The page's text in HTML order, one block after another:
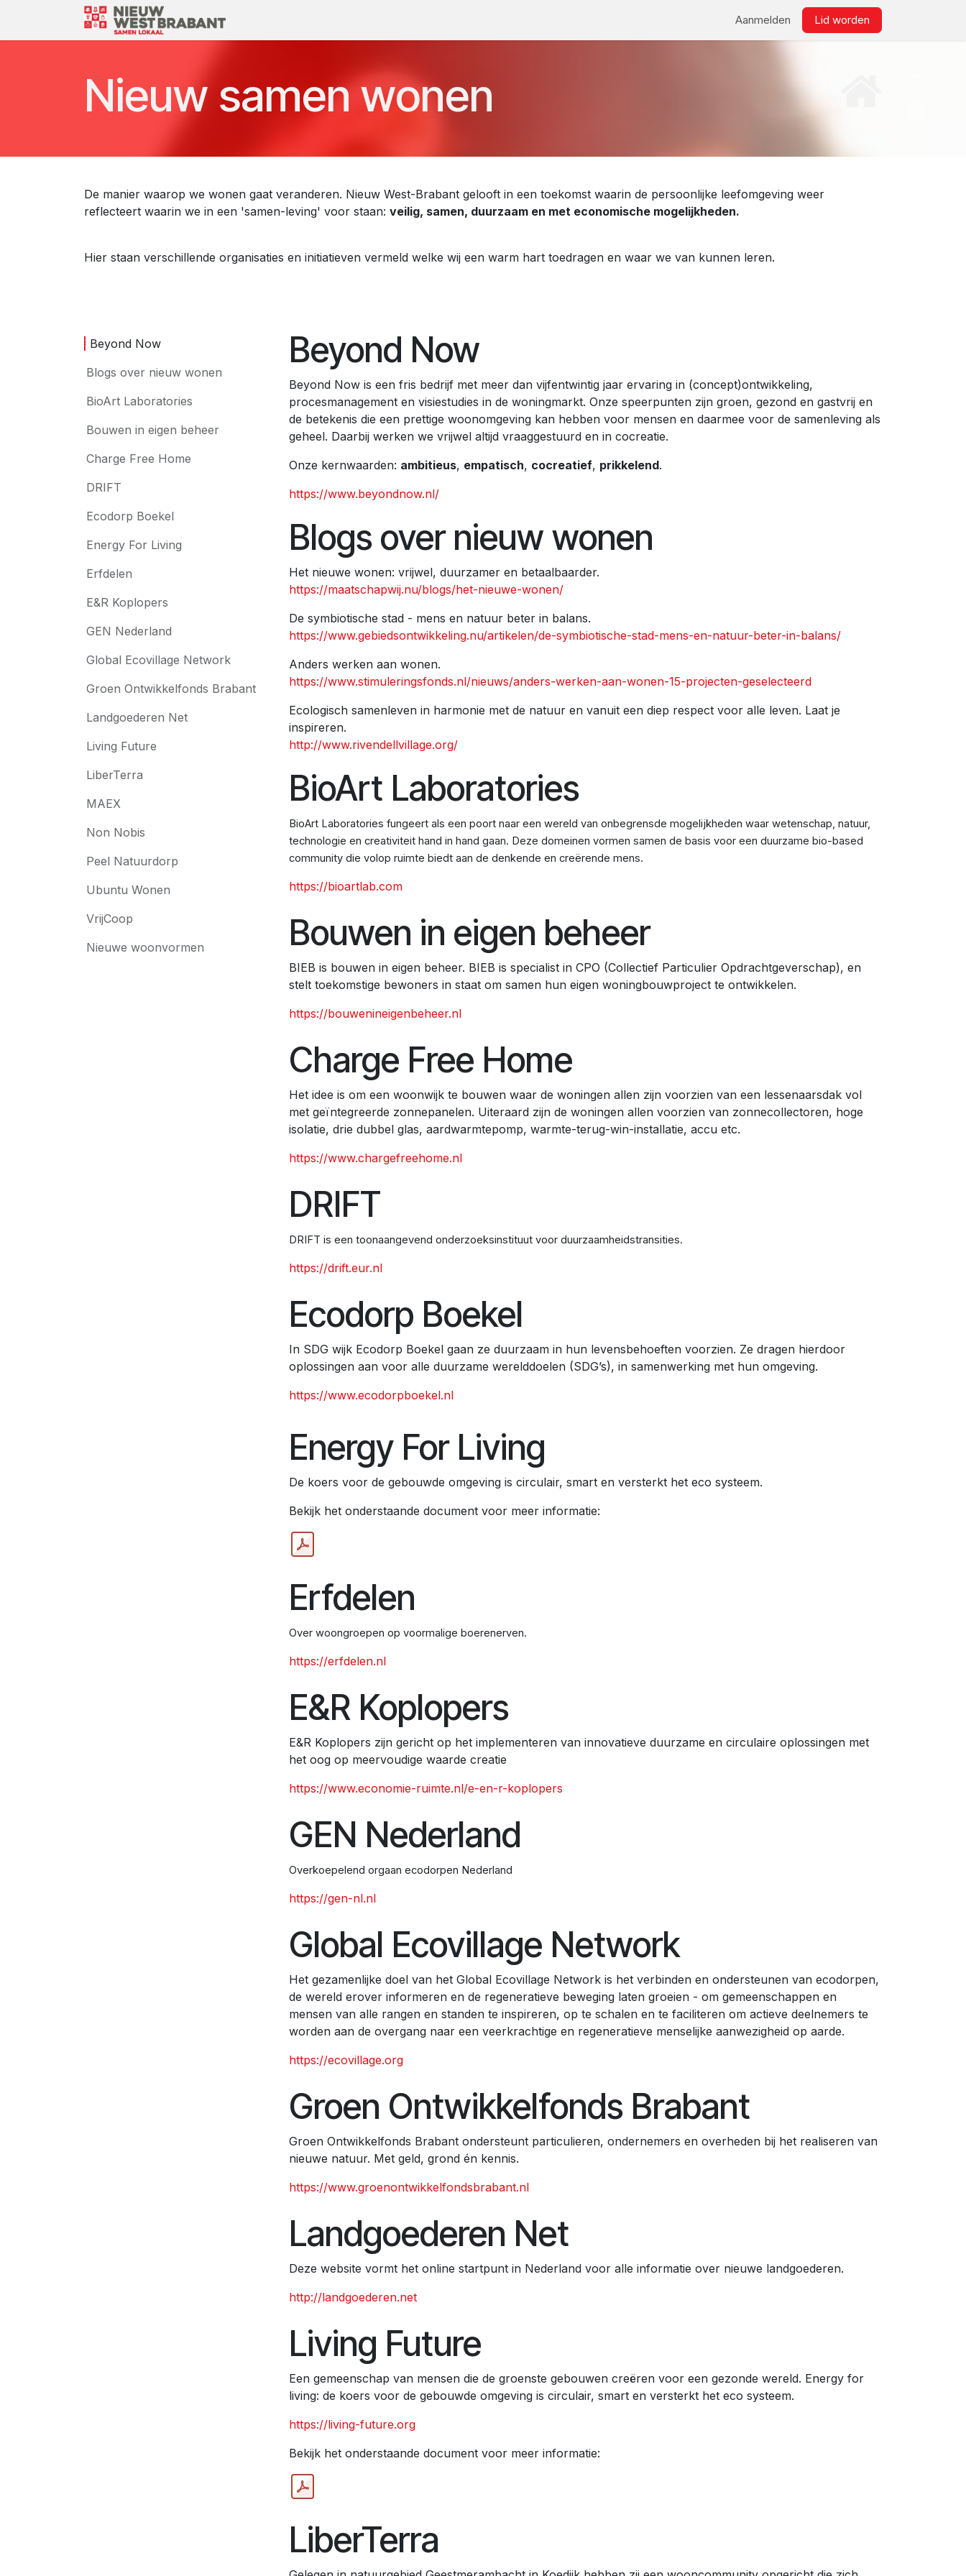
Overslaan naar inhoud
Links
Aanmelden Lid worden​
Nieuw samen wonen
De manier waarop we wonen gaat veranderen. Nieuw West-Brabant gelooft in een toekomst waarin de persoonlijke leefomgeving weer
reflecteert waarin we in een 'samen-leving' voor staan: veilig, samen, duurzaam en met economische mogelijkheden.
Hier staan verschillende organisaties en initiatieven vermeld welke wij een warm hart toedragen en waar we van kunnen leren.
Beyond Now
Blogs over nieuw wonen
BioArt Laboratories
Bouwen in eigen beheer
Charge Free Home
DRIFT
Ecodorp Boekel
Energy For Living
Erfdelen
E&R Koplopers
GEN Nederland
Global Ecovillage Network
Groen Ontwikkelfonds Brabant
Landgoederen Net
Living Future
LiberTerra
MAEX
Non Nobis
Peel Natuurdorp
Ubuntu Wonen
VrijCoop
Nieuwe woonvormen
Beyond Now
Beyond Now is een fris bedrijf met meer dan vijfentwintig jaar ervaring in (concept)ontwikkeling,
procesmanagement en visiestudies in de woningmarkt. Onze speerpunten zijn groen, gezond en gastvrij en
de betekenis die een prettige woonomgeving kan hebben voor mensen en daarmee voor de samenleving als
geheel. Daarbij werken we vrijwel altijd vraaggestuurd en in cocreatie.
Onze kernwaarden: ambitieus, empatisch, cocreatief, prikkelend.
https://www.beyondnow.nl/
Blogs over nieuw wonen
Het nieuwe wonen: vrijwel, duurzamer en betaalbaarder.
https://maatschapwij.nu/blogs/het-nieuwe-wonen/
De symbiotische stad - mens en natuur beter in balans.
https://www.gebiedsontwikkeling.nu/artikelen/de-symbiotische-stad-mens-en-natuur-beter-in-balans/
Anders werken aan wonen.
https://www.stimuleringsfonds.nl/nieuws/anders-werken-aan-wonen-15-projecten-geselecteerd
Ecologisch samenleven in harmonie met de natuur en vanuit een diep respect voor alle leven. Laat je
inspireren.
http://www.rivendellvillage.org/
BioArt Laboratories
BioArt Laboratories fungeert als een poort naar een wereld van onbegrensde mogelijkheden waar wetenschap, natuur,
technologie en creativiteit hand in hand gaan. Deze domeinen vormen samen de basis voor een duurzame bio-based
community die volop ruimte biedt aan de denkende en creërende mens.
https://bioartlab.com
Bouwen in eigen beheer
BIEB is bouwen in eigen beheer. BIEB is specialist in CPO (Collectief Particulier Opdrachtgeverschap), en
stelt toekomstige bewoners in staat om samen hun eigen woningbouwproject te ontwikkelen.
https://bouwenineigenbeheer.nl
Charge Free Home
Het idee is om een woonwijk te bouwen waar de woningen allen zijn voorzien van een lessenaarsdak vol
met geïntegreerde zonnepanelen. Uiteraard zijn de woningen allen voorzien van zonnecollectoren, hoge
isolatie, drie dubbel glas, aardwarmtepomp, warmte-terug-win-installatie, accu etc.
https://www.chargefreehome.nl
DRIFT
DRIFT is een toonaangevend onderzoeksinstituut voor duurzaamheidstransities.
https://drift.eur.nl
Ecodorp Boekel
In SDG wijk Ecodorp Boekel gaan ze duurzaam in hun levensbehoeften voorzien. Ze dragen hierdoor
oplossingen aan voor alle duurzame werelddoelen (SDG’s), in samenwerking met hun omgeving.
https://www.ecodorpboekel.nl
Energy For Living
De koers voor de gebouwde omgeving is circulair, smart en versterkt het eco systeem.
Bekijk het onderstaande document voor meer informatie:
Erfdelen
Over woongroepen op voormalige boerenerven.
https://erfdelen.nl
E&R Koplopers
E&R Koplopers zijn gericht op het implementeren van innovatieve duurzame en circulaire oplossingen met
het oog op meervoudige waarde creatie
https://www.economie-ruimte.nl/e-en-r-koplopers
GEN Nederland
Overkoepelend orgaan ecodorpen Nederland
https://gen-nl.nl
Global Ecovillage Network
Het gezamenlijke doel van het Global Ecovillage Network is het verbinden en ondersteunen van ecodorpen,
de wereld erover informeren en de regeneratieve beweging laten groeien - om gemeenschappen en
mensen van alle rangen en standen te inspireren, op te schalen en te faciliteren om actieve deelnemers te
worden aan de overgang naar een veerkrachtige en regeneratieve menselijke aanwezigheid op aarde.
https://ecovillage.org
Groen Ontwikkelfonds Brabant
Groen Ontwikkelfonds Brabant ondersteunt particulieren, ondernemers en overheden bij het realiseren van
nieuwe natuur. Met geld, grond én kennis.
https://www.groenontwikkelfondsbrabant.nl
Landgoederen Net
Deze website vormt het online startpunt in Nederland voor alle informatie over nieuwe landgoederen.
http://landgoederen.net
Living Future
Een gemeenschap van mensen die de groenste gebouwen creëren voor een gezonde wereld. Energy for
living: de koers voor de gebouwde omgeving is circulair, smart en versterkt het eco systeem.
https://living-future.org
Bekijk het onderstaande document voor meer informatie:
LiberTerra